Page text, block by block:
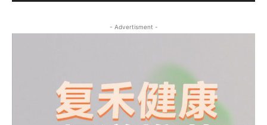
- Advertisment -